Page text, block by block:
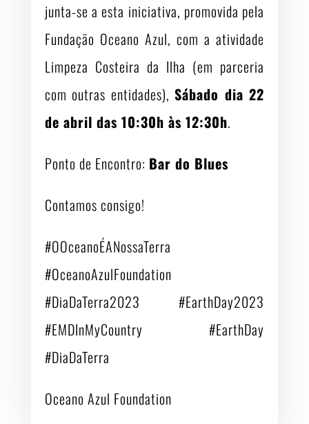
junta-se a esta iniciativa, promovida pela
Fundação Oceano Azul, com a atividade
Limpeza Costeira da Ilha (em parceria
com outras entidades),Sábado dia 22
de abril das 10:30h às 12:30h.
Ponto de Encontro: Bar do Blues
Contamos consigo!
#OOceanoÉANossaTerra
#OceanoAzulFoundation
#DiaDaTerra2023 #EarthDay2023
#EMDInMyCountry #EarthDay
#DiaDaTerra
Oceano Azul Foundation